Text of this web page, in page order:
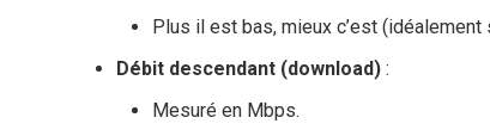
Plus il est bas, mieux c’est (idéalement
Débit descendant (download) :
Mesuré en Mbps.